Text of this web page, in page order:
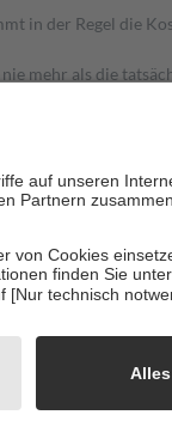
in der Regel die
nie mehr als die